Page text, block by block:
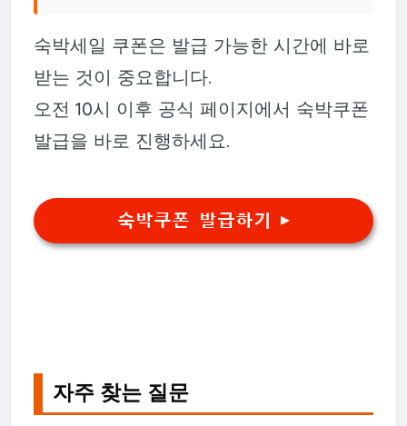
숙박세일 쿠폰은 발급 가능한 시간에 바로
받는 것이 중요합니다.
오전 10시 이후 공식 페이지에서 숙박쿠폰
발급을 바로 진행하세요.
숙박쿠폰 발급하기 ▶
자주 찾는 질문